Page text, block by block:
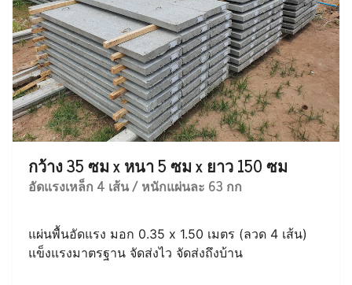
กว้าง 35 ซม x หนา 5 ซม x ยาว 150 ซม
อัดแรงเหล็ก 4 เส้น / หนักแผ่นละ 63 กก
แผ่นพื้นอัดแรง มอก 0.35 x 1.50 เมตร (ลวด 4 เส้น)
แข็งแรงมาตรฐาน จัดส่งไว จัดส่งถึงบ้าน